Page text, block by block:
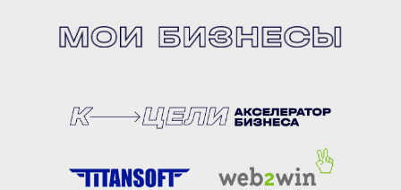
Титансофт
w2w
к цели